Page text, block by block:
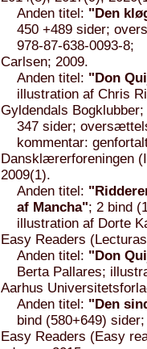
Anden titel: "Den
450 +489 sider;
978-87-638-0093-8;
Carlsen; 2009.
Anden titel: "Don
illustration af Chris
Gyldendals
347 sider;
kommentar:
Dansklærerforeningen
2009(1).
Anden titel:
af Mancha"; 2 bind
illustration af Dorte
Easy Readers
Anden titel: "Don
Berta Pallares;
Aarhus
Anden titel: "Den
bind (580+649)
Easy Readers (Easy